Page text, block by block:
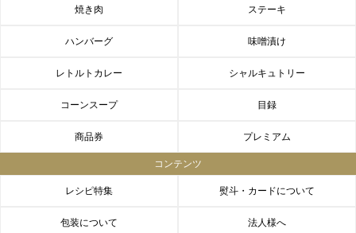
焼き肉 ステーキ
ハンバーグ 味噌漬け
レトルトカレー シャルキュトリー
コーンスープ 目録
商品券 プレミアム
コンテンツ
レシピ特集 熨斗・カードについて
包装について 法人様へ